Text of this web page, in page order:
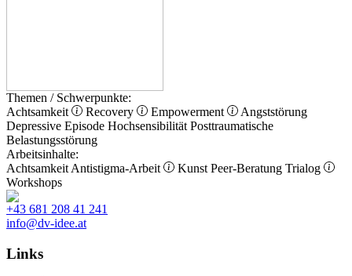
Themen / Schwerpunkte:
Achtsamkeit
Recovery Empowerment
Angststörung
Depressive Episode Hochsensibilität Posttraumatische
Belastungsstörung
Arbeitsinhalte:
Achtsamkeit Antistigma-Arbeit Kunst Peer-Beratung Trialog
Workshops
+43 681 208 41 241
info@dv-idee.at
Links